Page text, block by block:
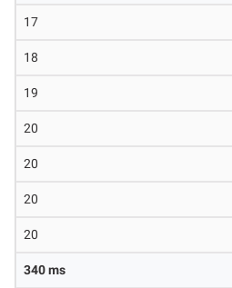
17
18
19
20
20
20
20
340 ms